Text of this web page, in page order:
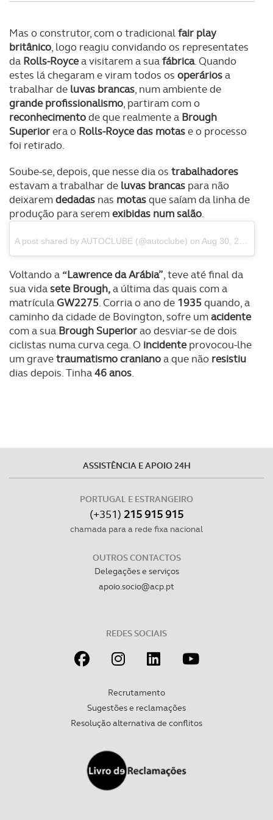
Realçamos que o bloqueio de certo tipo de Cookies e
tecnologias similares pode ter impacto na sua
experiência de navegação no Website e nos serviços
disponibilizados.
Consulte a política de cookies do site.
Mas o construtor, com o tradicionalfair play
britânico, logo reagiu convidando os representates
da Rolls-Roycea visitarem a suafábrica. Quando
estes lá chegaram e viram todos os operáriosa
trabalhar de luvas brancas, num ambiente de
grande profissionalismo, partiram com o
reconhecimentode que realmente a Brough
Superiorera o Rolls-Royce das motase o processo
foi retirado.
Soube-se, depois, que nesse dia os trabalhadores
estavam a trabalhar de luvas brancas para não
deixaremdedadas nas motasque saíam da linha de
produção para seremexibidas num salão.
A post shared by AUTOCLUBE (@autoclube) on Aug 30, 2017 at 4:09am PDT
Voltando a “Lawrence da Arábia”, teve até final da
sua vidasete Brough,a última das quais com a
matrículaGW2275. Corria o ano de 1935quando, a
caminho da cidade de Bovington, sofre umacidente
com a sua Brough Superiorao desviar-se de dois
ciclistas numa curva cega. O incidenteprovocou-lhe
um gravetraumatismo cranianoa que não resistiu
dias depois. Tinha46 anos.
ASSISTÊNCIA E APOIO 24H
PORTUGAL E ESTRANGEIRO
(+351) 215 915 915
chamada para a rede fixa nacional
OUTROS CONTACTOS
Delegações e serviços
apoio.socio@acp.pt
REDES SOCIAIS
Recrutamento
Sugestões e reclamações
Resolução alternativa de conflitos